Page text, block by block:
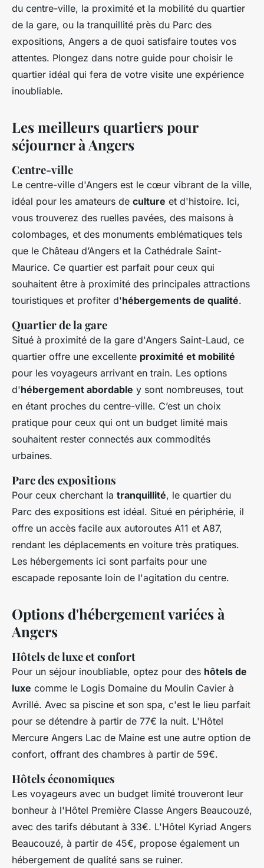
du centre-ville, la proximité et la mobilité du quartier
de la gare, ou la tranquillité près du Parc des
expositions, Angers a de quoi satisfaire toutes vos
attentes. Plongez dans notre guide pour choisir le
quartier idéal qui fera de votre visite une expérience
inoubliable.
Les meilleurs quartiers pour
séjourner à Angers
Centre-ville
Le centre-ville d'Angers est le cœur vibrant de la ville,
idéal pour les amateurs de culture et d'histoire. Ici,
vous trouverez des ruelles pavées, des maisons à
colombages, et des monuments emblématiques tels
que le Château d’Angers et la Cathédrale Saint-
Maurice. Ce quartier est parfait pour ceux qui
souhaitent être à proximité des principales attractions
touristiques et profiter d'hébergements de qualité.
Quartier de la gare
Situé à proximité de la gare d'Angers Saint-Laud, ce
quartier offre une excellente proximité et mobilité
pour les voyageurs arrivant en train. Les options
d'hébergement abordable y sont nombreuses, tout
en étant proches du centre-ville. C’est un choix
pratique pour ceux qui ont un budget limité mais
souhaitent rester connectés aux commodités
urbaines.
Parc des expositions
Pour ceux cherchant la tranquillité, le quartier du
Parc des expositions est idéal. Situé en périphérie, il
offre un accès facile aux autoroutes A11 et A87,
rendant les déplacements en voiture très pratiques.
Les hébergements ici sont parfaits pour une
escapade reposante loin de l'agitation du centre.
Options d'hébergement variées à
Angers
Hôtels de luxe et confort
Pour un séjour inoubliable, optez pour des hôtels de
luxe comme le Logis Domaine du Moulin Cavier à
Avrillé. Avec sa piscine et son spa, c'est le lieu parfait
pour se détendre à partir de 77€ la nuit. L'Hôtel
Mercure Angers Lac de Maine est une autre option de
confort, offrant des chambres à partir de 59€.
Hôtels économiques
Les voyageurs avec un budget limité trouveront leur
bonheur à l'Hôtel Première Classe Angers Beaucouzé,
avec des tarifs débutant à 33€. L'Hôtel Kyriad Angers
Beaucouzé, à partir de 45€, propose également un
hébergement de qualité sans se ruiner.